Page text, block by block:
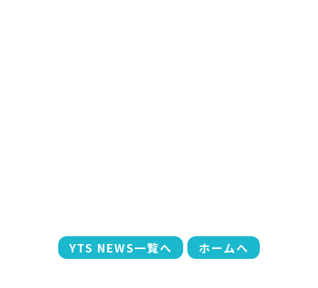
YTS NEWS一覧へ ホームへ